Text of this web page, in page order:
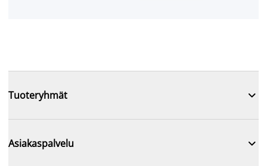
Tuoteryhmät 
Asiakaspalvelu 